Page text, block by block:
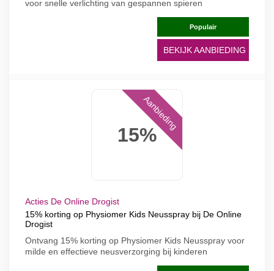
voor snelle verlichting van gespannen spieren
Populair
BEKIJK AANBIEDING
15%
Aanbieding
Acties De Online Drogist
15% korting op Physiomer Kids Neusspray bij De Online
Drogist
Ontvang 15% korting op Physiomer Kids Neusspray voor
milde en effectieve neusverzorging bij kinderen